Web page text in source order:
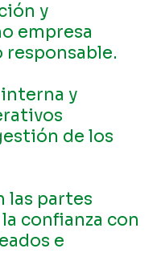
y
empresa
y
de los
las partes
confianza con
e